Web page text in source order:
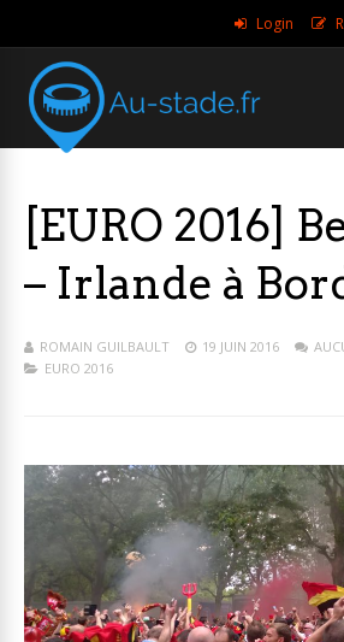
Login
[EURO 2016]
– Irlande à
ROMAIN GUILBAULT 19 JUIN 2016
EURO 2016